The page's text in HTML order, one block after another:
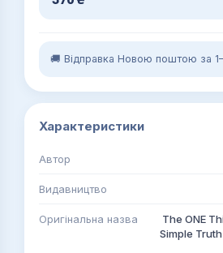
🚚 Відправка Новою поштою за
Характеристики
Автор
Видавництво
Оригінальна назва
The ONE
Simple